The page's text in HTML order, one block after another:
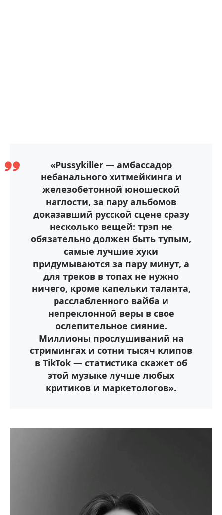
«Pussykiller — амбассадор
небанального хитмейкинга и
железобетонной юношеской
наглости, за пару альбомов
доказавший русской сцене сразу
несколько вещей: трэп не
обязательно должен быть тупым,
самые лучшие хуки
придумываются за пару минут, а
для треков в топах не нужно
ничего, кроме капельки таланта,
расслабленного вайба и
непреклонной веры в свое
ослепительное сияние.
Миллионы прослушиваний на
стримингах и сотни тысяч клипов
в TikTok — статистика скажет об
этой музыке лучше любых
критиков и маркетологов».